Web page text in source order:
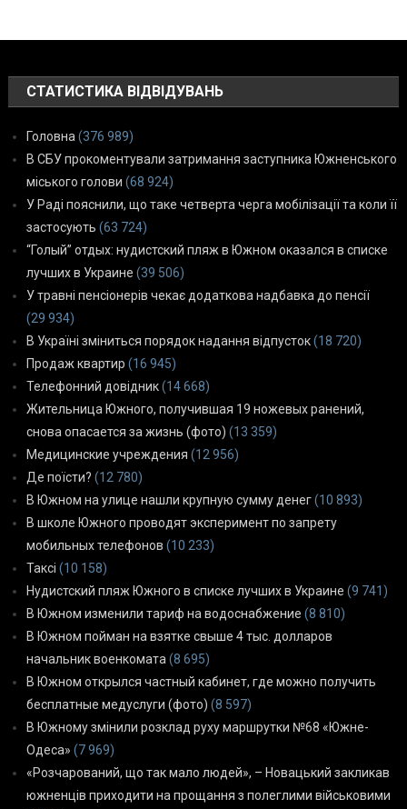
СТАТИСТИКА ВІДВІДУВАНЬ
Головна (376 989)
В СБУ прокоментували затримання заступника Южненського
міського голови (68 924)
У Раді пояснили, що таке четверта черга мобілізації та коли її
застосують (63 724)
“Голый” отдых: нудистский пляж в Южном оказался в списке
лучших в Украине (39 506)
У травні пенсіонерів чекає додаткова надбавка до пенсії
(29 934)
В Україні зміниться порядок надання відпусток(18 720)
Продаж квартир (16 945)
Телефонний довідник(14 668)
Жительница Южного, получившая 19 ножевых ранений,
снова опасается за жизнь (фото) (13 359)
Медицинские учреждения (12 956)
Де поїсти? (12 780)
В Южном на улице нашли крупную сумму денег(10 893)
В школе Южного проводят эксперимент по запрету
мобильных телефонов (10 233)
Таксі (10 158)
Нудистский пляж Южного в списке лучших в Украине (9 741)
В Южном изменили тариф на водоснабжение (8 810)
В Южном пойман на взятке свыше 4 тыс. долларов
начальник военкомата (8 695)
В Южном открылся частный кабинет, где можно получить
бесплатные медуслуги (фото) (8 597)
В Южному змінили розклад руху маршрутки №68 «Южне-
Одеса» (7 969)
«Розчарований, що так мало людей», – Новацький закликав
южненців приходити на прощання з полеглими військовими